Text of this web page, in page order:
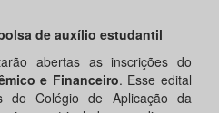
de auxílio estudantil
abertas as inscrições do
e Financeiro. Esse edital
do Colégio de Aplicação da